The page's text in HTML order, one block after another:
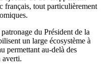
français, tout particulièrement
du Président de la
un large écosystème à
permettant au-delà des
averti.